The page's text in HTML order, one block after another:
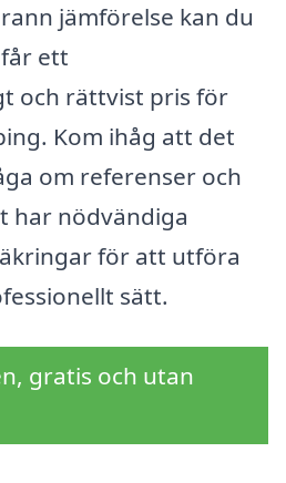
jämförelse kan du
ett
och rättvist pris för
Kom ihåg att det
om referenser och
har nödvändiga
för att utföra
sätt.
gratis och utan